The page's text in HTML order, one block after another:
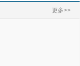
更多>>